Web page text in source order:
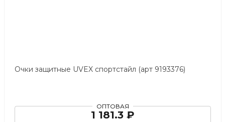
Очки защитные UVEX спортстайл (арт 9193376)
ОПТОВАЯ
1 181.3 ₽